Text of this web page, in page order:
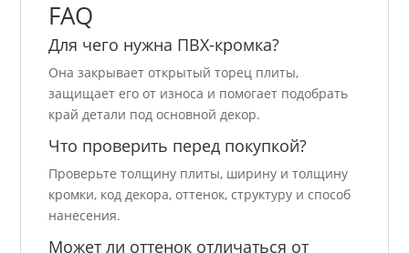
FAQ
Для чего нужна ПВХ-кромка?
Она закрывает открытый торец плиты,
защищает его от износа и помогает подобрать
край детали под основной декор.
Что проверить перед покупкой?
Проверьте толщину плиты, ширину и толщину
кромки, код декора, оттенок, структуру и способ
нанесения.
Может ли оттенок отличаться от